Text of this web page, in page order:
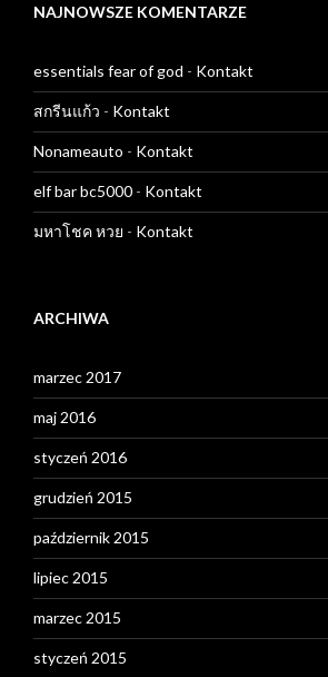
NAJNOWSZE KOMENTARZE
essentials fear of god - Kontakt
สกรีนแก้ว - Kontakt
Nonameauto - Kontakt
elf bar bc5000 - Kontakt
มหาโชค หวย - Kontakt
ARCHIWA
marzec 2017
maj 2016
styczeń 2016
grudzień 2015
październik 2015
lipiec 2015
marzec 2015
styczeń 2015